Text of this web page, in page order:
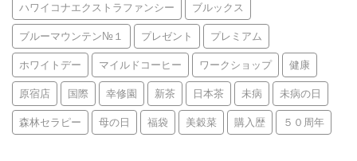
ハワイコナエクストラファンシー ブルックス
ブルーマウンテン№１ プレゼント プレミアム
ホワイトデー マイルドコーヒー ワークショップ 健康
原宿店 国際 幸修園 新茶 日本茶 未病 未病の日
森林セラピー 母の日 福袋 美穀菜 購入歴 ５０周年